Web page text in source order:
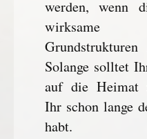
werden, wenn
wirksame
Solange solltet
auf die Heimat
Ihr schon lange
habt.